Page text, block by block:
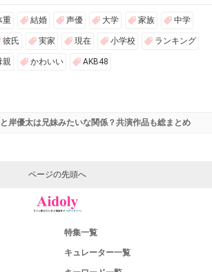
重 結婚 声優 大学 家族 中学
彼氏 実家 現在 小学校 ランキング
親 かわいい AKB48
岸優太は兄妹みたいな関係？共演作品も総まとめ
ページの先頭へ
特集一覧
キュレーター一覧